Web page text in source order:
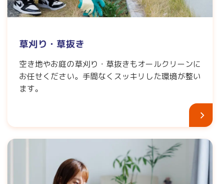
草刈り・草抜き
空き地やお庭の草刈り・草抜きもオールクリーンに
お任せください。手間なくスッキリした環境が整い
ます。